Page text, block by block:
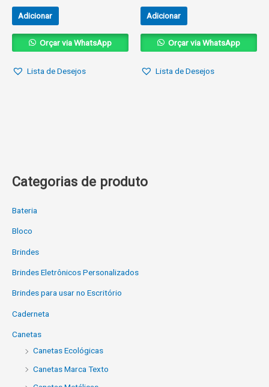
Categorias de produto
Bateria
Bloco
Brindes
Brindes Eletrônicos Personalizados
Brindes para usar no Escritório
Caderneta
Canetas
Canetas Ecológicas
Canetas Marca Texto
Adicionar
Orçar via WhatsApp
Lista de Desejos
Adicionar
Orçar via WhatsApp
Lista de Desejos